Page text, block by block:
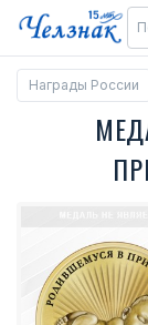
Награды России